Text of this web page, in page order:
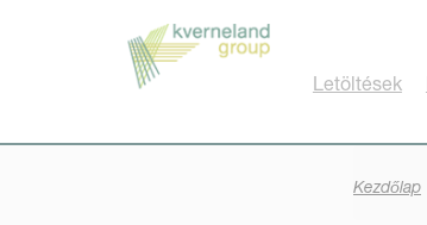
Letöltések
Kezdőlap